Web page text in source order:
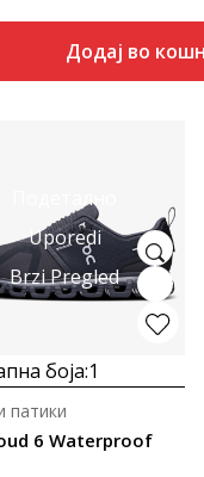
Додај во
Подетално
Uporedi
Brzi Pregled
боја:1
6 Waterproof
патики